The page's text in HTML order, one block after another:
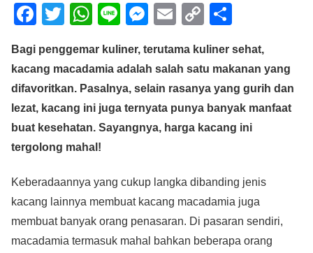
F
c
e
b
o
o
T
tt
er
W
at
s
A
p
p
Li
e
M
ss
e
n
g
E
ail
C
p
y
Li
n
ar
e
Bagi penggemar kuliner, terutama kuliner sehat,
kacang macadamia adalah salah satu makanan yang
difavoritkan. Pasalnya, selain rasanya yang gurih dan
lezat, kacang ini juga ternyata punya banyak manfaat
buat kesehatan. Sayangnya, harga kacang ini
tergolong mahal!
Keberadaannya yang cukup langka dibanding jenis
kacang lainnya membuat kacang macadamia juga
membuat banyak orang penasaran. Di pasaran sendiri,
macadamia termasuk mahal bahkan beberapa orang